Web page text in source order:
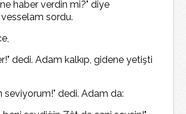
haber verdin mi?" diye
sordu.
dedi. Adam kalkıp, gidene yetişti
seviyorum!" dedi. Adam da: